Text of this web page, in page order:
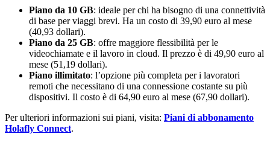
Piano da 10 GB: ideale per chi ha bisogno di una connettività
di base per viaggi brevi. Ha un costo di 39,90 euro al mese
(40,93 dollari).
Piano da 25 GB: offre maggiore flessibilità per le
videochiamate e il lavoro in cloud. Il prezzo è di 49,90 euro al
mese (51,19 dollari).
Piano illimitato: l’opzione più completa per i lavoratori
remoti che necessitano di una connessione costante su più
dispositivi. Il costo è di 64,90 euro al mese (67,90 dollari).
Per ulteriori informazioni sui piani, visita: Piani di abbonamento
Holafly Connect.